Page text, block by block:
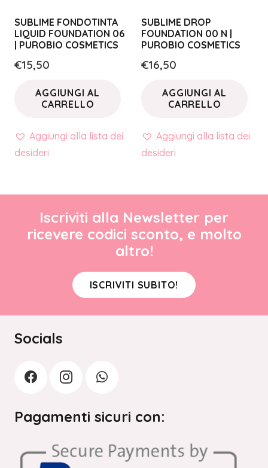
SUBLIME FONDOTINTA
LIQUID FOUNDATION 06
| PUROBIO COSMETICS
€15,50
AGGIUNGI AL
CARRELLO
Aggiungi alla lista dei
desideri
SUBLIME DROP
FOUNDATION 00 N |
PUROBIO COSMETICS
€16,50
AGGIUNGI AL
CARRELLO
Aggiungi alla lista dei
desideri
Iscriviti alla Newsletter per
ricevere codici sconto, e molto
altro!
ISCRIVITI SUBITO!
Socials
Pagamenti sicuri con: